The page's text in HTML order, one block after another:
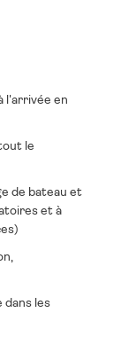
l'arrivée en
le
de bateau et
et à
dans les